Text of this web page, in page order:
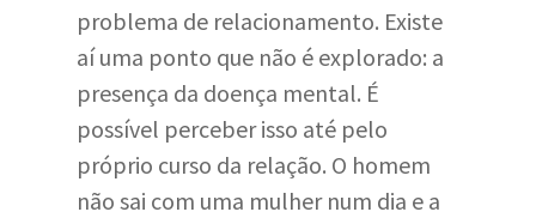
problema de relacionamento. Existe
aí uma ponto que não é explorado: a
presença da doença mental. É
possível perceber isso até pelo
próprio curso da relação. O homem
não sai com uma mulher num dia e a